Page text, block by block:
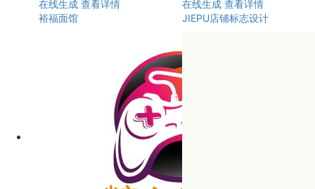
在线生成 查看详情
裕福面馆
在线生成 查看详情
JIEPU店铺标志设计